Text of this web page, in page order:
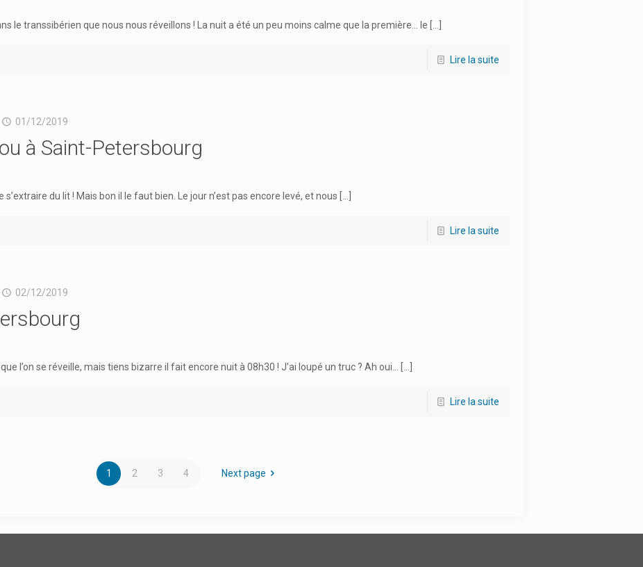
le transsibérien que nous nous réveillons ! La nuit a été un peu moins calme que la première… le
Lire la suite
01/12/2019
à Saint-Petersbourg
s’extraire du lit ! Mais bon il le faut bien. Le jour n’est pas encore levé, et nous
Lire la suite
02/12/2019
l’on se réveille, mais tiens bizarre il fait encore nuit à 08h30 ! J’ai loupé un truc ? Ah oui…
Lire la suite
1 2 3 4 Next page